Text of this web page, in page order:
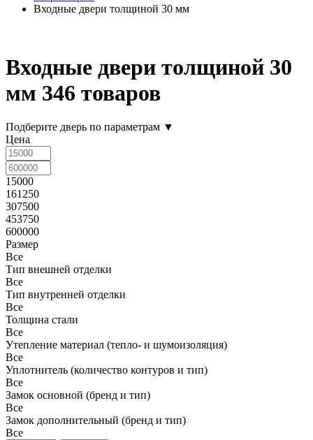
Входные двери толщиной 30 мм
Входные двери толщиной 30
мм 346 товаров
Подберите дверь по параметрам ▼
Цена
15000
161250
307500
453750
600000
Размер
Все
Тип внешней отделки
Все
Тип внутренней отделки
Все
Толщина стали
Все
Утепление материал (тепло- и шумоизоляция)
Все
Уплотнитель (количество контуров и тип)
Все
Замок основной (бренд и тип)
Все
Замок дополнительный (бренд и тип)
Все